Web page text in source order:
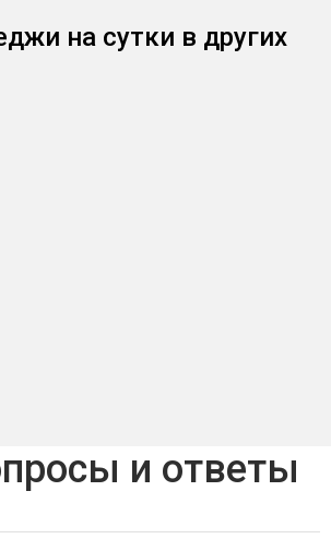
на сутки в других
и ответы